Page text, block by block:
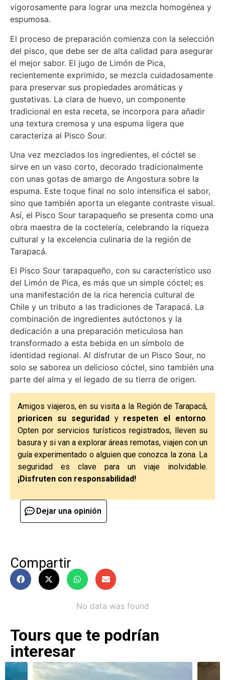
vigorosamente para lograr una mezcla homogénea y
espumosa.
El proceso de preparación comienza con la selección
del pisco, que debe ser de alta calidad para asegurar
el mejor sabor. El jugo de Limón de Pica,
recientemente exprimido, se mezcla cuidadosamente
para preservar sus propiedades aromáticas y
gustativas. La clara de huevo, un componente
tradicional en esta receta, se incorpora para añadir
una textura cremosa y una espuma ligera que
caracteriza al Pisco Sour.
Una vez mezclados los ingredientes, el cóctel se
sirve en un vaso corto, decorado tradicionalmente
con unas gotas de amargo de Angostura sobre la
espuma. Este toque final no solo intensifica el sabor,
sino que también aporta un elegante contraste visual.
Así, el Pisco Sour tarapaqueño se presenta como una
obra maestra de la coctelería, celebrando la riqueza
cultural y la excelencia culinaria de la región de
Tarapacá.
El Pisco Sour tarapaqueño, con su característico uso
del Limón de Pica, es más que un simple cóctel; es
una manifestación de la rica herencia cultural de
Chile y un tributo a las tradiciones de Tarapacá. La
combinación de ingredientes autóctonos y la
dedicación a una preparación meticulosa han
transformado a esta bebida en un símbolo de
identidad regional. Al disfrutar de un Pisco Sour, no
solo se saborea un delicioso cóctel, sino también una
parte del alma y el legado de su tierra de origen.
Amigos viajeros, en su visita a la Región de Tarapacá,
prioricen su seguridady respeten el entorno.
Opten por servicios turísticos registrados, lleven su
basura y si van a explorar áreas remotas, viajen con un
guía experimentado o alguien que conozca la zona. La
seguridad es clave para un viaje inolvidable.
¡Disfruten con responsabilidad!
Dejar una opinión
Compartir
No data was found
Tours que te podrían
interesar